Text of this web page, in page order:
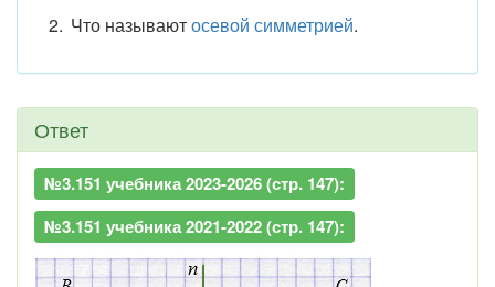
Что называютосевой симметрией.
Ответ
№3.151 учебника 2023-2026 (стр. 147):
№3.151 учебника 2021-2022 (стр. 147):